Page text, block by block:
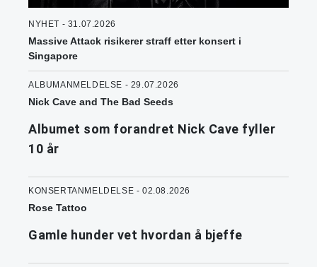
NYHET - 31.07.2026
Massive Attack risikerer straff etter konsert i
Singapore
ALBUMANMELDELSE - 29.07.2026
Nick Cave and The Bad Seeds
Albumet som forandret Nick Cave fyller
10 år
KONSERTANMELDELSE - 02.08.2026
Rose Tattoo
Gamle hunder vet hvordan å bjeffe